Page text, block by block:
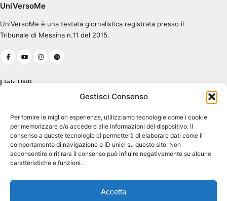
Gestisci Consenso
Per fornire le migliori esperienze, utilizziamo tecnologie come i cookie
per memorizzare e/o accedere alle informazioni del dispositivo. Il
consenso a queste tecnologie ci permetterà di elaborare dati come il
comportamento di navigazione o ID unici su questo sito. Non
acconsentire o ritirare il consenso può influire negativamente su alcune
caratteristiche e funzioni.
Accetta
0:00
UniVersoMe
UniVersoMe è una testata giornalistica registrata presso il
Tribunale di Messina n.11 del 2015.
Link Utili
Cookie Policy (UE)
Terms & Conditions
Contatti
Piazza Pugliatti, 1